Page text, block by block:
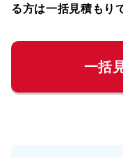
る方は一括見積もり
一括